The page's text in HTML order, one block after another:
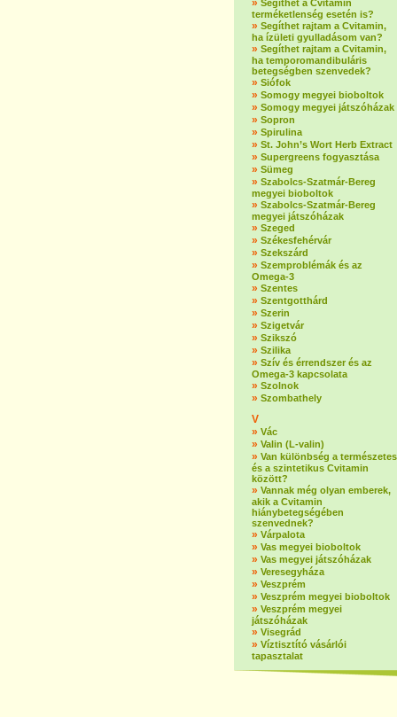
» Segíthet a Cvitamin
terméketlenség esetén is?
» Segíthet rajtam a Cvitamin,
ha ízületi gyulladásom van?
» Segíthet rajtam a Cvitamin,
ha temporomandibuláris
betegségben szenvedek?
» Siófok
» Somogy megyei bioboltok
» Somogy megyei játszóházak
» Sopron
» Spirulina
» St. John’s Wort Herb Extract
» Supergreens fogyasztása
» Sümeg
» Szabolcs-Szatmár-Bereg
megyei bioboltok
» Szabolcs-Szatmár-Bereg
megyei játszóházak
» Szeged
» Székesfehérvár
» Szekszárd
» Szemproblémák és az
Omega-3
» Szentes
» Szentgotthárd
» Szerin
» Szigetvár
» Szikszó
» Szilika
» Szív és érrendszer és az
Omega-3 kapcsolata
» Szolnok
» Szombathely
V
» Vác
» Valin (L-valin)
» Van különbség a természetes
és a szintetikus Cvitamin
között?
» Vannak még olyan emberek,
akik a Cvitamin
hiánybetegségében
szenvednek?
» Várpalota
» Vas megyei bioboltok
» Vas megyei játszóházak
» Veresegyháza
» Veszprém
» Veszprém megyei bioboltok
» Veszprém megyei
játszóházak
» Visegrád
» Víztisztító vásárlói
tapasztalat